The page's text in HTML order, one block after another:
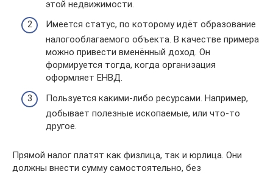
этой недвижимости.
Имеется статус, по которому идёт образование
налогооблагаемого объекта. В качестве примера
можно привести вменённый доход. Он
формируется тогда, когда организация
оформляет ЕНВД.
Пользуется какими-либо ресурсами. Например,
добывает полезные ископаемые, или что-то
другое.
Прямой налог платят как физлица, так и юрлица. Они
должны внести сумму самостоятельно, без